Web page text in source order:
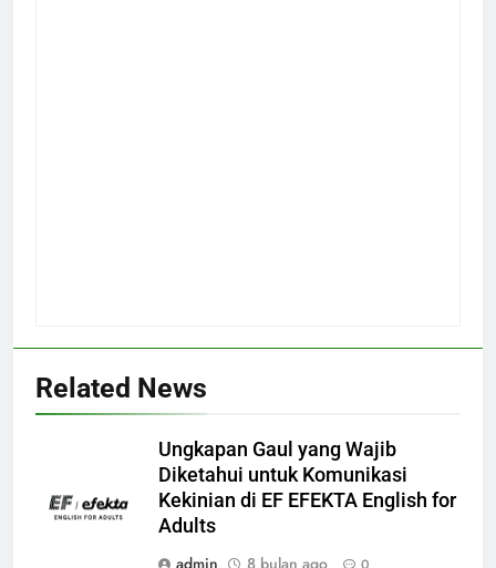
Related News
Ungkapan Gaul yang Wajib
Diketahui untuk Komunikasi
Kekinian di EF EFEKTA English for
Adults